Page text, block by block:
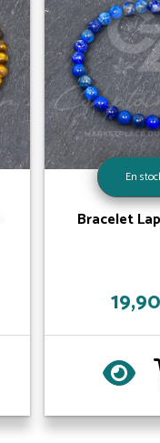
En
Bracelet